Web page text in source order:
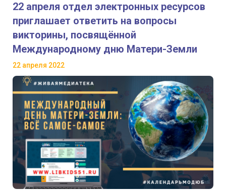
22 апреля отдел электронных ресурсов
приглашает ответить на вопросы
викторины, посвящённой
Международному дню Матери-Земли
22 апреля 2022